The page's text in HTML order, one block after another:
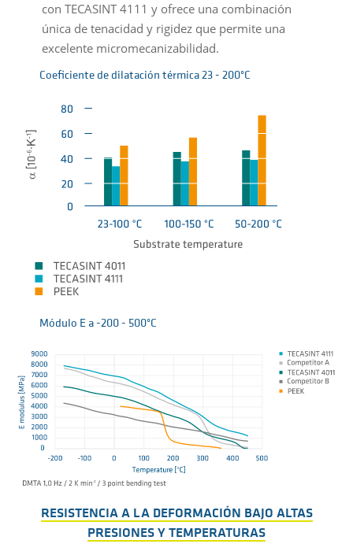
con TECASINT 4111 y ofrece una combinación
única de tenacidad y rigidez que permite una
excelente micromecanizabilidad.
Coeficiente de dilatación térmica 23 - 200°C
Módulo E a -200 - 500°C
RESISTENCIA A LA DEFORMACIÓN BAJO ALTAS
PRESIONES Y TEMPERATURAS